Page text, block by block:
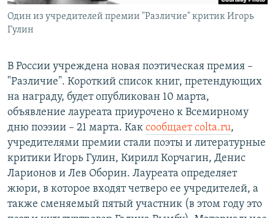
СОЦИАЛЬНЫЕ СЕТИ
Все сайты РСЕ/РС
Один из учредителей премии "Различие" критик Игорь
Гулин
В России учреждена новая поэтическая премия –
"Различие". Короткий список книг, претендующих
на награду, будет опубликован 10 марта,
объявление лауреата приурочено к Всемирному
дню поэзии – 21 марта. Как сообщает colta.ru,
учредителями премии стали поэты и литературные
критики Игорь Гулин, Кирилл Корчагин, Денис
Ларионов и Лев Оборин. Лауреата определяет
жюри, в которое входят четверо ее учредителей, а
также сменяемый пятый участник (в этом году это